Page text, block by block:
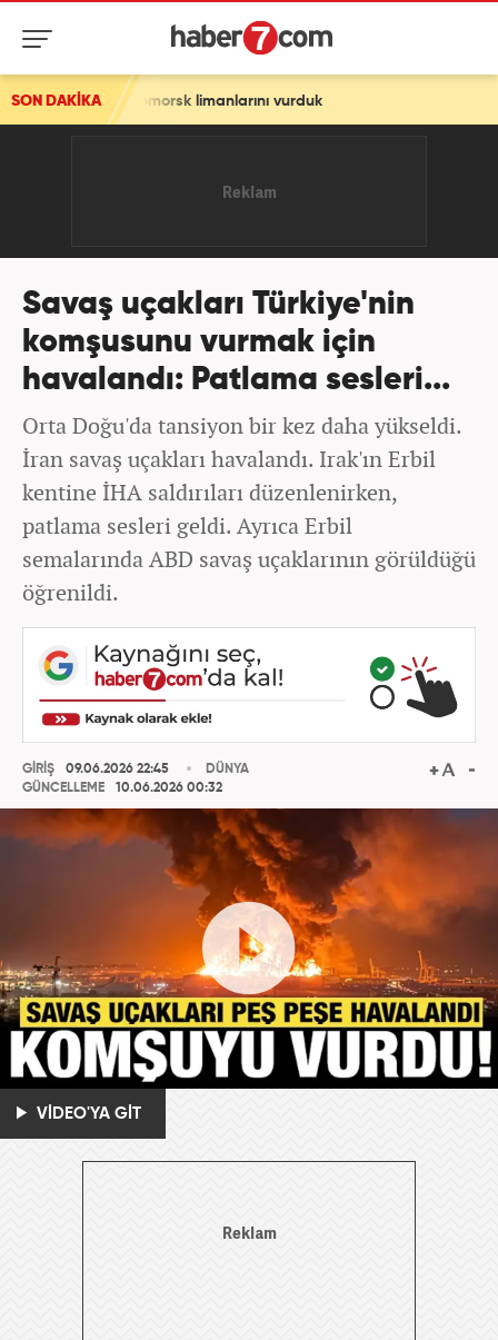
SON DAKİKA
limanlarını vurduk
Savaş uçakları Türkiye'nin
komşusunu vurmak için
havalandı: Patlama sesleri...
Orta Doğu'da tansiyon bir kez daha yükseldi.
İran savaş uçakları havalandı. Irak'ın Erbil
kentine İHA saldırıları düzenlenirken,
patlama sesleri geldi. Ayrıca Erbil
semalarında ABD savaş uçaklarının görüldüğü
öğrenildi.
GİRİŞ
09.06.2026 22:45
GÜNCELLEME
10.06.2026 00:32
DÜNYA
VİDEO'YA GİT